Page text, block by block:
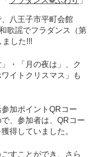
八王子市平町会館
歌謡でフラダンス（第
した!!!
・「月の夜は」、ク
イトクリスマス」も
加ポイントQRコー
、参加者は、QRコー
得していました。
すことができ、さら